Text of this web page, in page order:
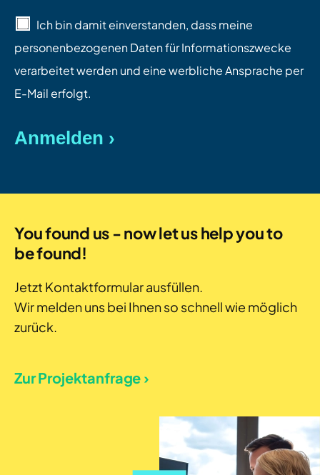
Ich bin damit einverstanden, dass meine
personenbezogenen Daten für Informationszwecke
verarbeitet werden und eine werbliche Ansprache per
E-Mail erfolgt.
You found us - now let us help you to
be found!
Jetzt Kontaktformular ausfüllen.
Wir melden uns bei Ihnen so schnell wie möglich
zurück.
Zur Projektanfrage ›